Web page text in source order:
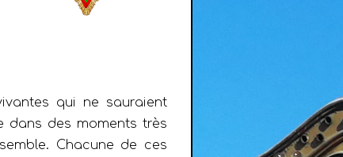
qui ne sauraient
dans des moments très
Chacune de ces